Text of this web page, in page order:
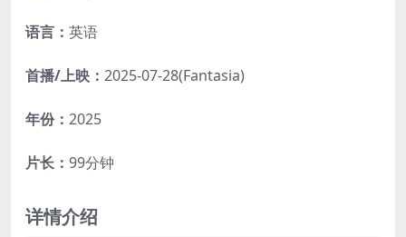
语言： 英语
首播/上映： 2025-07-28(Fantasia)
年份： 2025
片长： 99分钟
详情介绍